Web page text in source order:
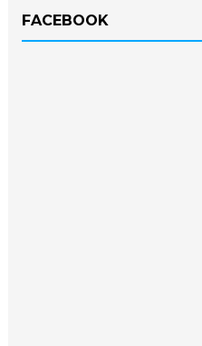
FACEBOOK